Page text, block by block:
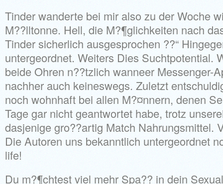
Tinder wanderte bei mir also zu der Woche
M??lltonne. Hell, die M?¶glichkeiten nach
Tinder sicherlich ausgesprochen ??“
untergeordnet. Weiters Dies Suchtpotential.
beide Ohren n??tzlich wanneer Messenger-
nachher auch keineswegs. Zuletzt
noch wohnhaft bei allen M?¤nnern, denen
Tage gar nicht geantwortet habe, trotz
dasjenige gro??artig Match Nahrungsmittel.
Die Autoren uns bekanntlich untergeordnet
life!
Du m?¶chtest viel mehr Spa?? in dein